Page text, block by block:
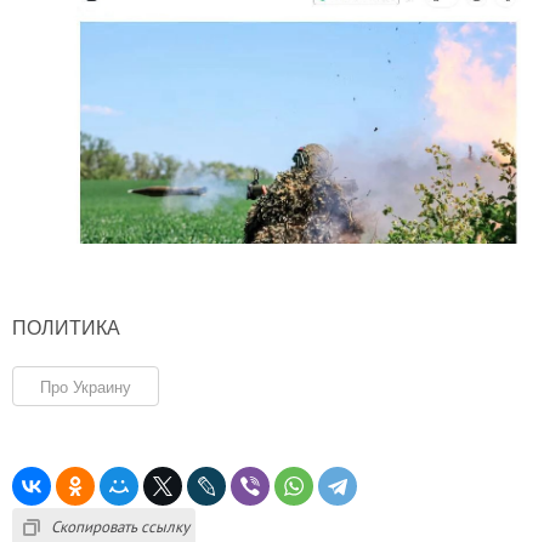
ПОЛИТИКА
Про Украину
Скопировать ссылку